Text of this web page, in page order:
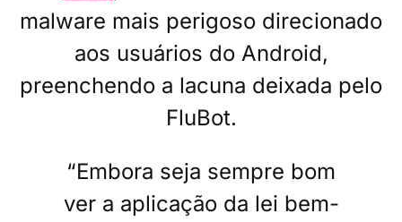
malware mais perigoso direcionado
aos usuários do Android,
preenchendo a lacuna deixada pelo
FluBot.
“Embora seja sempre bom
ver a aplicação da lei bem-